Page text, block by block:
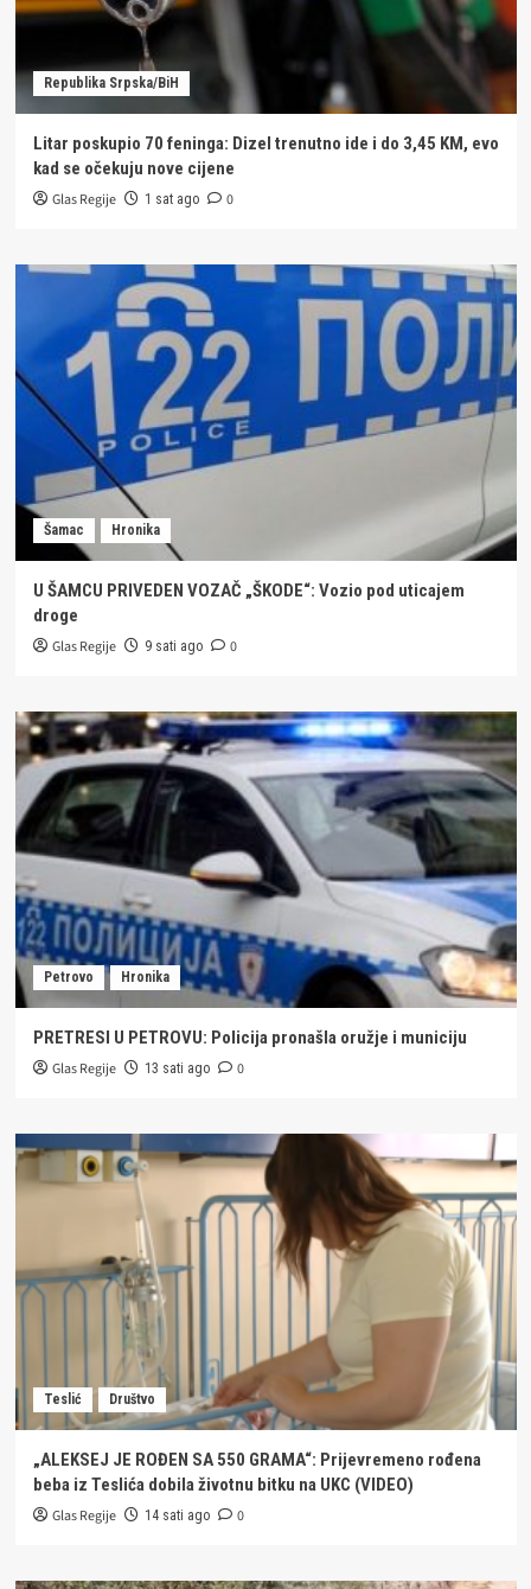
Republika Srpska/BiH
Litar poskupio 70 feninga: Dizel trenutno ide i do 3,45 KM, evo
kad se očekuju nove cijene
Glas Regije 1 sat ago 0
Šamac Hronika
U ŠAMCU PRIVEDEN VOZAČ „ŠKODE“: Vozio pod uticajem
droge
Glas Regije 9 sati ago 0
Petrovo Hronika
PRETRESI U PETROVU: Policija pronašla oružje i municiju
Glas Regije 13 sati ago 0
Teslić Društvo
„ALEKSEJ JE ROĐEN SA 550 GRAMA“: Prijevremeno rođena
beba iz Teslića dobila životnu bitku na UKC (VIDEO)
Glas Regije 14 sati ago 0